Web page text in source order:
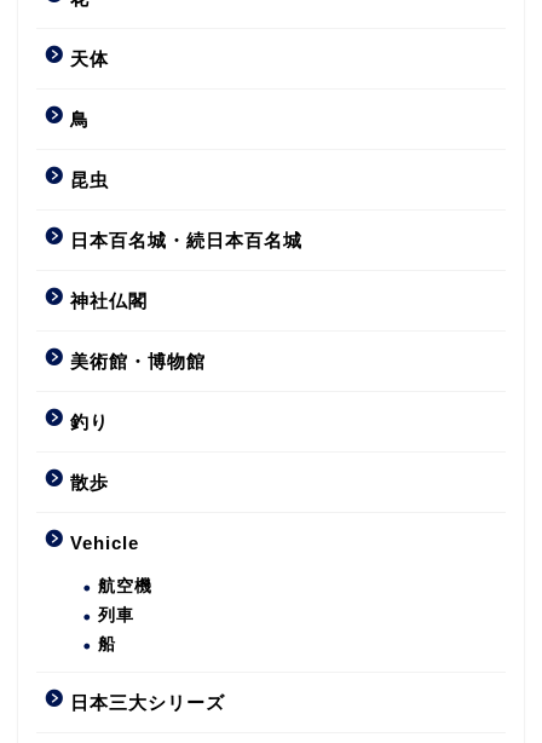
天体
鳥
昆虫
日本百名城・続日本百名城
神社仏閣
美術館・博物館
釣り
散歩
Vehicle
航空機
列車
船
日本三大シリーズ